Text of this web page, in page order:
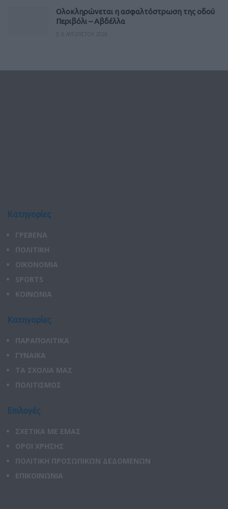
Ολοκληρώνεται η ασφαλτόστρωση της οδού
Περιβόλι – Αβδέλλα
Κατηγορίες
ΓΡΕΒΕΝΑ
ΠΟΛΙΤΙΚΗ
ΟΙΚΟΝΟΜΙΑ
SPORTS
ΚΟΙΝΩΝΙΑ
Κατηγορίες
ΠΑΡΑΠΟΛΙΤΙΚΑ
ΓΥΝΑΙΚΑ
ΤΑ ΣΧΟΛΙΑ ΜΑΣ
ΠΟΛΙΤΙΣΜΟΣ
Επιλογές
ΣΧΕΤΙΚΑ ΜΕ ΕΜΑΣ
ΟΡΟΙ ΧΡΗΣΗΣ
ΠΟΛΙΤΙΚΗ ΠΡΟΣΩΠΙΚΩΝ ΔΕΔΟΜΕΝΩΝ
ΕΠΙΚΟΙΝΩΝΙΑ